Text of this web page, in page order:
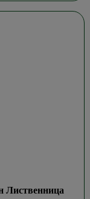
Лиственница